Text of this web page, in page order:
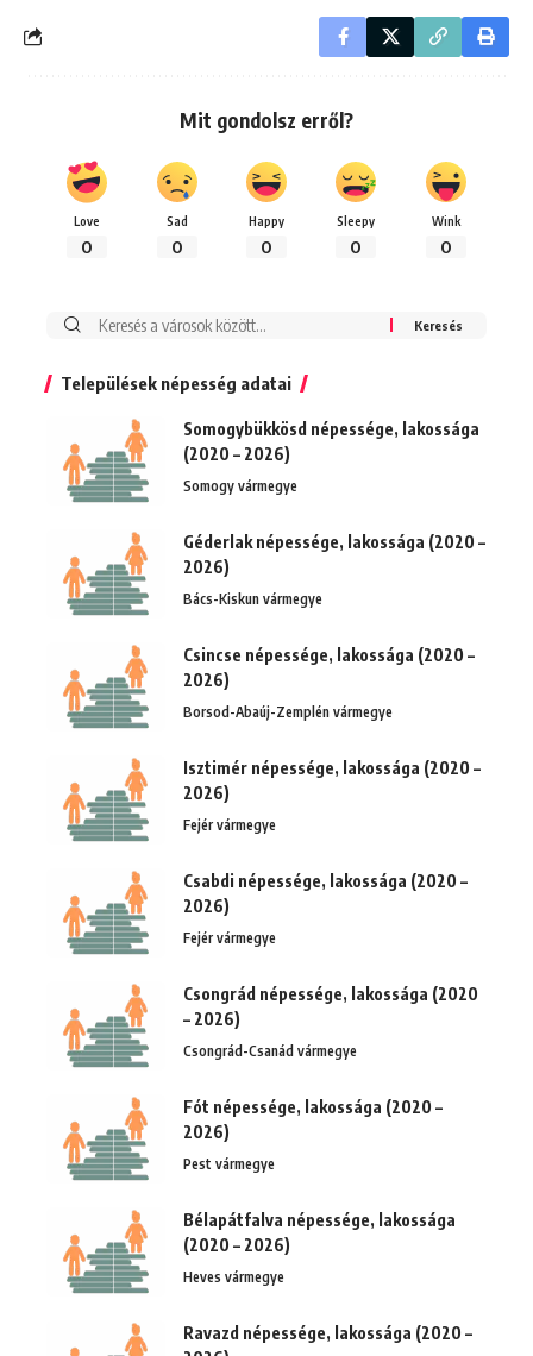
Mit gondolsz erről?
Love
0
Sad
0
Happy
0
Sleepy
0
Wink
0
Keresés:
Települések népesség adatai
Somogybükkösd népessége, lakossága
(2020 – 2026)
Somogy vármegye
Géderlak népessége, lakossága (2020 –
2026)
Bács-Kiskun vármegye
Csincse népessége, lakossága (2020 –
2026)
Borsod-Abaúj-Zemplén vármegye
Isztimér népessége, lakossága (2020 –
2026)
Fejér vármegye
Csabdi népessége, lakossága (2020 –
2026)
Fejér vármegye
Csongrád népessége, lakossága (2020
– 2026)
Csongrád-Csanád vármegye
Fót népessége, lakossága (2020 –
2026)
Pest vármegye
Bélapátfalva népessége, lakossága
(2020 – 2026)
Heves vármegye
Ravazd népessége, lakossága (2020 –